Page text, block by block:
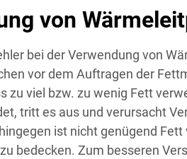
von
bei der Verwendung von
vor dem Auftragen der
zu viel bzw. zu wenig Fett
tritt es aus und verursacht
ist nicht genügend Fett
bedecken. Zum besseren